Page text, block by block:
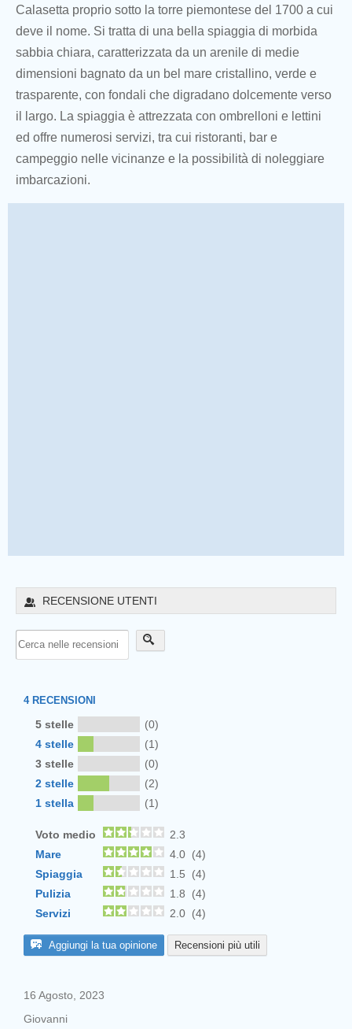
Calasetta proprio sotto la torre piemontese del 1700 a cui
deve il nome. Si tratta di una bella spiaggia di morbida
sabbia chiara, caratterizzata da un arenile di medie
dimensioni bagnato da un bel mare cristallino, verde e
trasparente, con fondali che digradano dolcemente verso
il largo. La spiaggia è attrezzata con ombrelloni e lettini
ed offre numerosi servizi, tra cui ristoranti, bar e
campeggio nelle vicinanze e la possibilità di noleggiare
imbarcazioni.
RECENSIONE UTENTI
4RECENSIONI
5 stelle
(0)
4 stelle
(1)
3 stelle
(0)
2 stelle
(2)
1 stella
(1)
Voto medio
2.3
Mare
4.0 (4)
Spiaggia
1.5 (4)
Pulizia
1.8 (4)
Servizi
2.0 (4)
Aggiungi la tua opinione Recensioni più utili
16 Agosto, 2023
Giovanni